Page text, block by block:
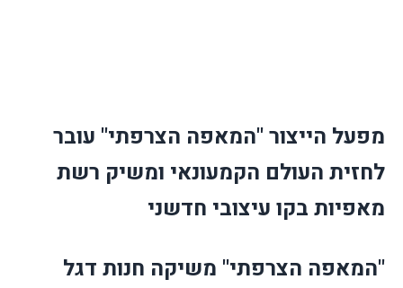
מפעל הייצור "המאפה הצרפתי" עובר
לחזית העולם הקמעונאי ומשיק רשת
מאפיות בקו עיצובי חדשני
"המאפה הצרפתי" משיקה חנות דגל